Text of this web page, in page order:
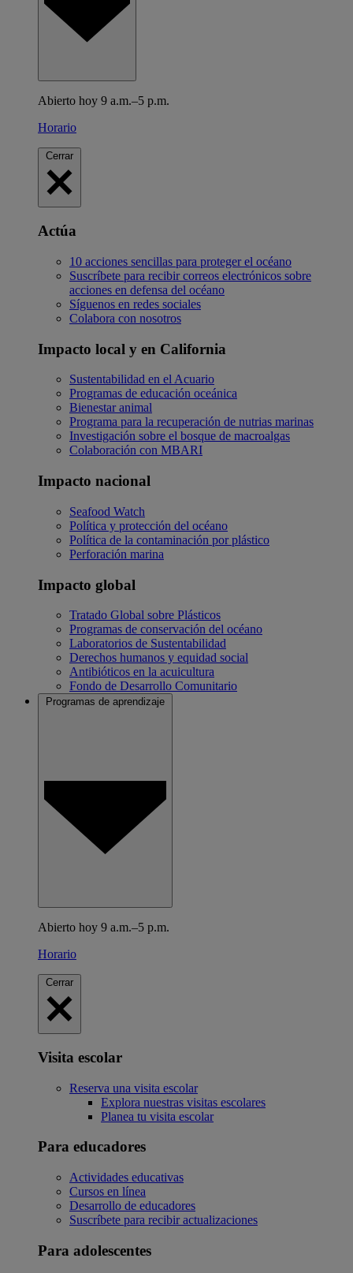
Abierto hoy 9 a.m.–5 p.m.
Horario
Cerrar
Actúa
10 acciones sencillas para proteger el océano
Suscríbete para recibir correos electrónicos sobre
acciones en defensa del océano
Síguenos en redes sociales
Colabora con nosotros
Impacto local y en California
Sustentabilidad en el Acuario
Programas de educación oceánica
Bienestar animal
Programa para la recuperación de nutrias marinas
Investigación sobre el bosque de macroalgas
Colaboración con MBARI
Impacto nacional
Seafood Watch
Política y protección del océano
Política de la contaminación por plástico
Perforación marina
Impacto global
Tratado Global sobre Plásticos
Programas de conservación del océano
Laboratorios de Sustentabilidad
Derechos humanos y equidad social
Antibióticos en la acuicultura
Fondo de Desarrollo Comunitario
Programas de aprendizaje
Abierto hoy 9 a.m.–5 p.m.
Horario
Cerrar
Visita escolar
Reserva una visita escolar
Explora nuestras visitas escolares
Planea tu visita escolar
Para educadores
Actividades educativas
Cursos en línea
Desarrollo de educadores
Suscríbete para recibir actualizaciones
Para adolescentes